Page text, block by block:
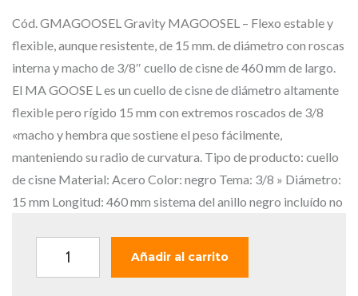
Cód. GMAGOOSEL Gravity MAGOOSEL – Flexo estable y
flexible, aunque resistente, de 15 mm. de diámetro con roscas
interna y macho de 3/8″ cuello de cisne de 460 mm de largo.
El MA GOOSE L es un cuello de cisne de diámetro altamente
flexible pero rígido 15 mm con extremos roscados de 3/8
«macho y hembra que sostiene el peso fácilmente,
manteniendo su radio de curvatura. Tipo de producto: cuello
de cisne Material: Acero Color: negro Tema: 3/8 » Diámetro:
15 mm Longitud: 460 mm sistema del anillo negro incluído no
Añadir al carrito